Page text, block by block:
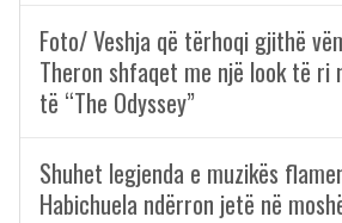
Foto/ Veshja që tërhoqi gjithë
Theron shfaqet me një look të
të “The Odyssey”
Shuhet legjenda e muzikës
Habichuela ndërron jetë në